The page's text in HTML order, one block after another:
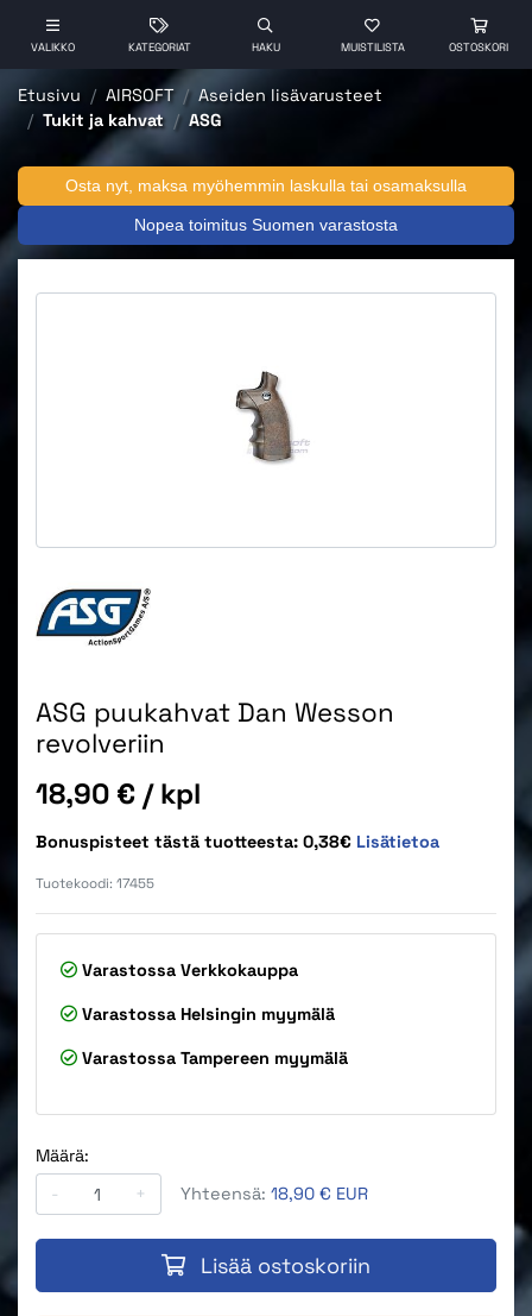
VALIKKO KATEGORIAT HAKU MUISTILISTA OSTOSKORI
Etusivu AIRSOFT
Aseiden lisävarusteet
Tukit ja kahvat
ASG
Osta nyt, maksa myöhemmin laskulla tai osamaksulla
Nopea toimitus Suomen varastosta
ASG puukahvat Dan Wesson
revolveriin
Hinta
18,90 € / kpl
Bonuspisteet tästä tuotteesta: 0,38€ Lisätietoa
Tuotekoodi: 17455
Varastossa Verkkokauppa
Varastossa Helsingin myymälä
Varastossa Tampereen myymälä
Määrä:
-
+ Yhteensä: 18,90 € EUR
Lisää ostoskoriin